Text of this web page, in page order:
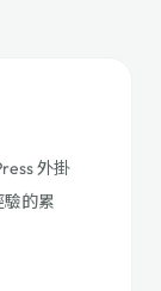
外掛
的累